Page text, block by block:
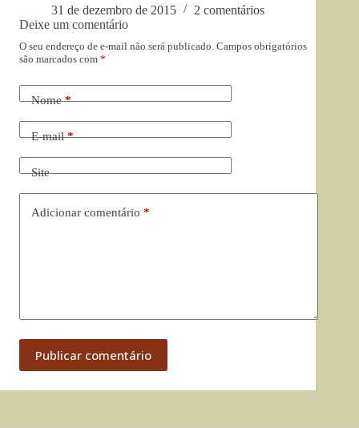
31 de dezembro de 2015
2 comentários
Deixe um comentário
O seu endereço de e-mail não será publicado. Campos obrigatórios
são marcados com *
Nome*
E-mail*
Site
Adicionar comentário *
Publicar comentário